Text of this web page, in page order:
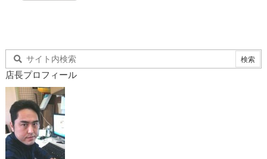
店長プロフィール